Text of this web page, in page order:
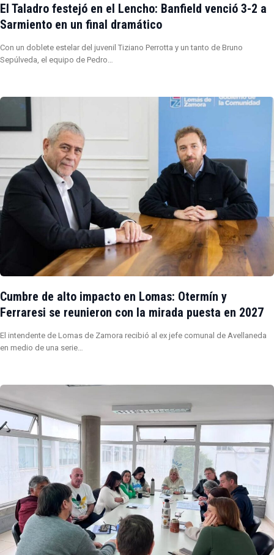
El Taladro festejó en el Lencho: Banfield venció 3-2 a
Sarmiento en un final dramático
Con un doblete estelar del juvenil Tiziano Perrotta y un tanto de Bruno
Sepúlveda, el equipo de Pedro…
Cumbre de alto impacto en Lomas: Otermín y
Ferraresi se reunieron con la mirada puesta en 2027
El intendente de Lomas de Zamora recibió al ex jefe comunal de Avellaneda
en medio de una serie…